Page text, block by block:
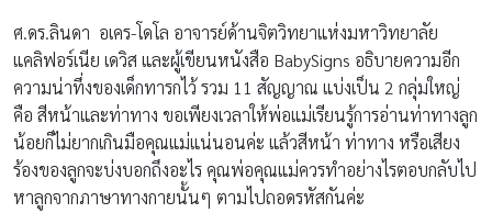
ศ.ดร.ลินดา อเคร-โดโล อาจารย์ด้านจิตวิทยาแห่งมหาวิทยาลัย
แคลิฟอร์เนีย เดวิส และผู้เขียนหนังสือ BabySigns อธิบายความอีก
ความน่าทึ่งของเด็กทารกไว้ รวม 11 สัญญาณ แบ่งเป็น 2 กลุ่มใหญ่
คือ สีหน้าและท่าทาง ขอเพียงเวลาให้พ่อแม่เรียนรู้การอ่านท่าทางลูก
น้อยก็ไม่ยากเกินมือคุณแม่แน่นอนค่ะ แล้วสีหน้า ท่าทาง หรือเสียง
ร้องของลูกจะบ่งบอกถึงอะไร คุณพ่อคุณแม่ควรทำอย่างไรตอบกลับไป
หาลูกจากภาษาทางกายนั้นๆ ตามไปถอดรหัสกันค่ะ